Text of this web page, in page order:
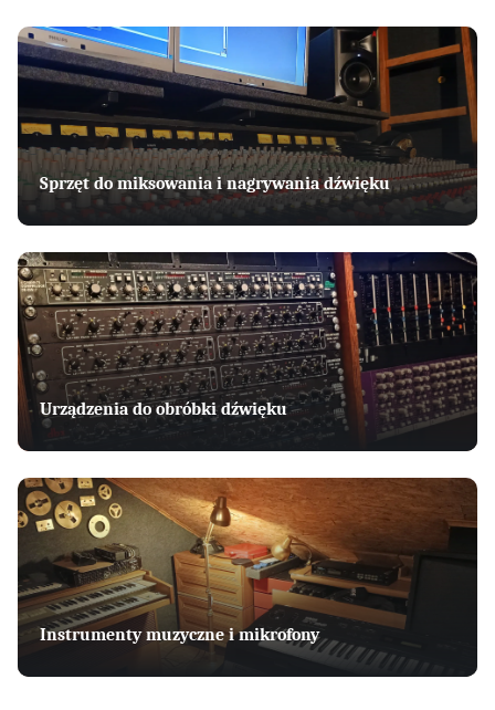
Sprzęt do miksowania i nagrywania dźwięku
Urządzenia do obróbki dźwięku
Instrumenty muzyczne i mikrofony